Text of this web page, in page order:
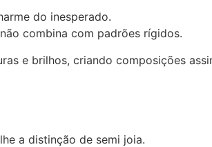
do inesperado.
combina com padrões rígidos.
e brilhos, criando composições
a distinção de semi joia.